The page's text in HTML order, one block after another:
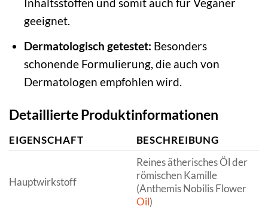
Inhaltsstoffen und somit auch für Veganer
geeignet.
Dermatologisch getestet: Besonders
schonende Formulierung, die auch von
Dermatologen empfohlen wird.
Detaillierte Produktinformationen
EIGENSCHAFT BESCHREIBUNG
Hauptwirkstoff
Reines ätherisches Öl der
römischen Kamille
(Anthemis Nobilis Flower
Oil)